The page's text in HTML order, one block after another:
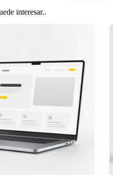
interesar..